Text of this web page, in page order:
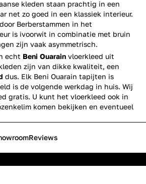
kleden staan prachtig in een
net zo goed in een klassiek interieur.
Berberstammen in het
is ivoorwit in combinatie met bruin
zijn vaak asymmetrisch.
echt Beni Ouarain vloerkleed uit
zijn van dikke kwaliteit, een
dus. Elk Beni Ouarain tapijten is
is de volgende werkdag in huis. Wij
gratis. U kunt het vloerkleed ook in
komen bekijken en eventueel
Reviews